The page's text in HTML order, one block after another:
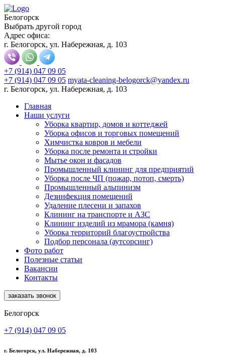
Белогорск
Выбрать другой город
Адрес офиса:
г. Белогорск, ул. Набережная, д. 103
+7 (914) 047 09 05
+7 (914) 047 09 05 myata-cleaning-belogorck@yandex.ru
г. Белогорск, ул. Набережная, д. 103
Главная
Наши услуги
Уборка квартир, домов и коттеджей
Уборка офисов и торговых помещений
Химчистка ковров и мебели
Уборка после ремонта и стройки
Мытье окон и фасадов
Промышленный клининг для предприятий
Уборка после ЧП (пожар, потоп, смерть)
Промышленный альпинизм
Дезинфекция помещений
Удаление плесени и запахов
Клининг на транспорте и АЗС
Клининг изделий из мрамора (камня)
Уборка территорий благоустройства
Подбор персонала (аутсорсинг)
Фото работ
Полезные статьи
Вакансии
Контакты
заказать звонок
Белогорск
+7 (914) 047 09 05
г. Белогорск, ул. Набережная, д. 103